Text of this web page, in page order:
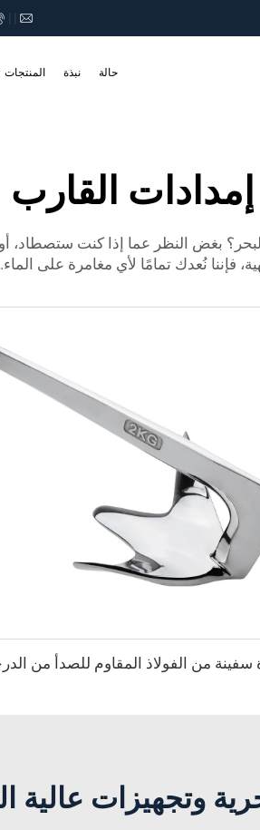
حالة نبذة المنتجات
إمدادات القارب
بغض النظر عما إذا كنت
فإننا نُعدك تمامًا لأي مغامرة على الماء.
وتجهيزات عالية